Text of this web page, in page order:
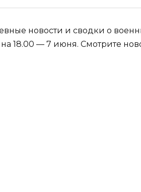
новости и сводки о
18.00 — 7 июня. Смотрите